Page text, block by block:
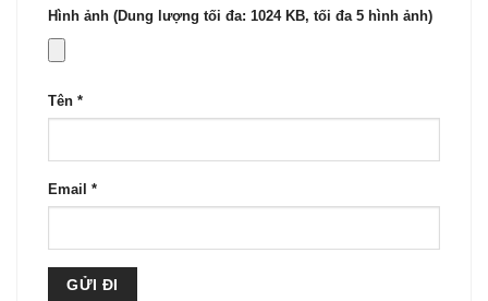
Hình ảnh (Dung lượng tối đa: 1024 KB, tối đa 5 hình ảnh)
Tên *
Email *